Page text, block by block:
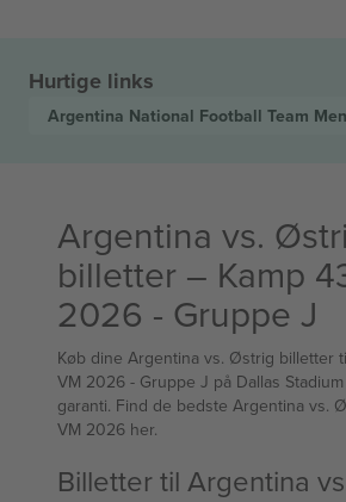
Hurtige links
Argentina National Football Team Men
Argentina vs.
billetter – Kamp
2026 - Gruppe J
Køb dine Argentina vs. Østrig billetter
VM 2026 - Gruppe J på Dallas
garanti. Find de bedste Argentina vs.
VM 2026 her.
Billetter til Argentina